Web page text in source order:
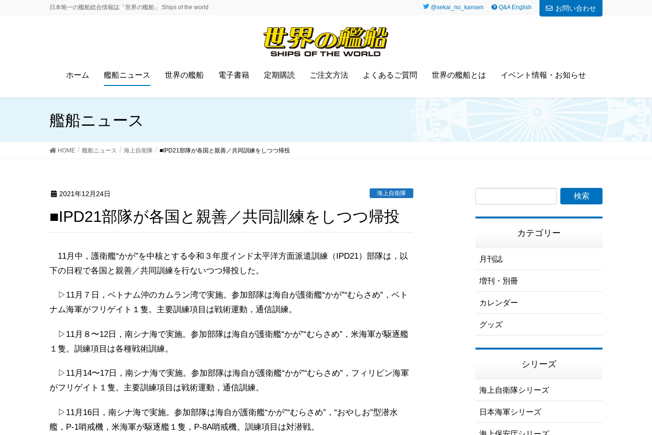
日本唯一の艦船総合情報誌「世界の艦船」 Ships of the world @sekai_no_kansen Q&A English お問い合わせ
ホーム 艦船ニュース 世界の艦船 電子書籍 定期購読 ご注文方法 よくあるご質問 世界の艦船とは イベント情報・お知らせ
艦船ニュース
HOME 艦船ニュース 海上自衛隊 ■IPD21部隊が各国と親善／共同訓練をしつつ帰投
2021年12月24日 海上自衛隊
■IPD21部隊が各国と親善／共同訓練をしつつ帰投
11月中，護衛艦“かが”を中核とする令和３年度インド太平洋方面派遣訓練（IPD21）部隊は，以
下の日程で各国と親善／共同訓練を行ないつつ帰投した。
▷11月７日，ベトナム沖のカムラン湾で実施。参加部隊は海自が護衛艦“かが”“むらさめ”，ベト
ナム海軍がフリゲイト１隻。主要訓練項目は戦術運動，通信訓練。
▷11月８〜12日，南シナ海で実施。参加部隊は海自が護衛艦“かが”“むらさめ”，米海軍が駆逐艦
１隻。訓練項目は各種戦術訓練。
▷11月14〜17日，南シナ海で実施。参加部隊は海自が護衛艦“かが”“むらさめ”，フィリピン海軍
がフリゲイト１隻。主要訓練項目は戦術運動，通信訓練。
▷11月16日，南シナ海で実施。参加部隊は海自が護衛艦“かが”“むらさめ”，“おやしお”型潜水
艦，P-1哨戒機，米海軍が駆逐艦１隻，P-8A哨戒機。訓練項目は対潜戦。
カテゴリー
月刊誌
増刊・別冊
カレンダー
グッズ
シリーズ
海上自衛隊シリーズ
日本海軍シリーズ